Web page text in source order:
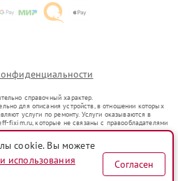
справочный характер.
для описания устройств, в отношении которых
услуги по ремонту. Услуги оказываются в
fixim.ru, которые не связаны с правообладателями
введенных в гражданский оборот в соответствии
цели индивидуализации услуг или введения
информирования о предоставляемых услугах по
cookie. Вы можете
использования
Согласен